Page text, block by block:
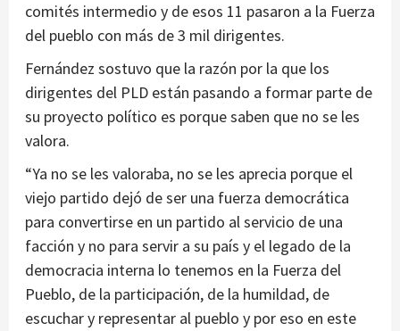
comités intermedio y de esos 11 pasaron a la Fuerza
del pueblo con más de 3 mil dirigentes.
Fernández sostuvo que la razón por la que los
dirigentes del PLD están pasando a formar parte de
su proyecto político es porque saben que no se les
valora.
“Ya no se les valoraba, no se les aprecia porque el
viejo partido dejó de ser una fuerza democrática
para convertirse en un partido al servicio de una
facción y no para servir a su país y el legado de la
democracia interna lo tenemos en la Fuerza del
Pueblo, de la participación, de la humildad, de
escuchar y representar al pueblo y por eso en este